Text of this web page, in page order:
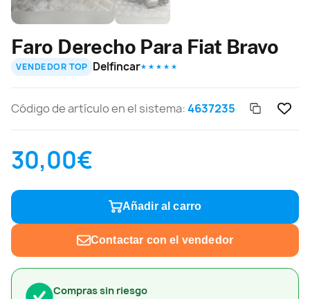
Compras sin riesgo
Faro Derecho Para Fiat Bravo
VENDEDOR TOP Delfincar★ ★ ★ ★ ★
Código de artículo en el sistema:4637235
30,00€
Añadir al carro
Contactar con el vendedor